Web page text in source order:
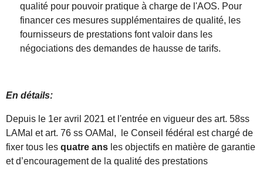
qualité pour pouvoir pratique à charge de l'AOS. Pour
financer ces mesures supplémentaires de qualité, les
fournisseurs de prestations font valoir dans les
négociations des demandes de hausse de tarifs.
En détails:
Depuis le 1er avril 2021 et l'entrée en vigueur des art. 58ss
LAMal et art. 76 ss OAMal, le Conseil fédéral est chargé de
fixer tous les quatre ans les objectifs en matière de garantie
et d’encouragement de la qualité des prestations